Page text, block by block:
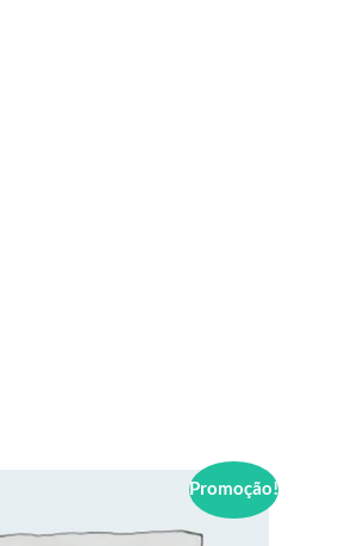
Promoção!